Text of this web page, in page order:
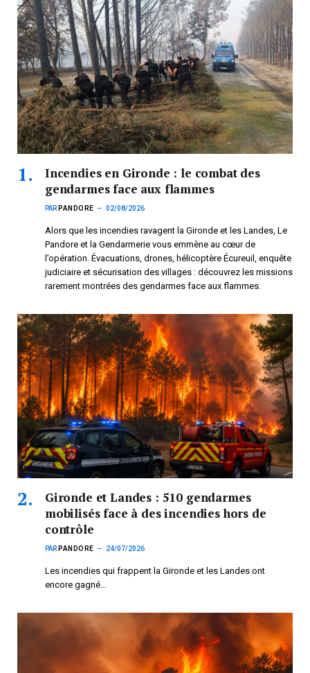
Incendies en Gironde : le combat des
gendarmes face aux flammes
PAR PANDORE 02/08/2026
Alors que les incendies ravagent la Gironde et les Landes, Le
Pandore et la Gendarmerie vous emmène au cœur de
l’opération. Évacuations, drones, hélicoptère Écureuil, enquête
judiciaire et sécurisation des villages : découvrez les missions
rarement montrées des gendarmes face aux flammes.
Gironde et Landes : 510 gendarmes
mobilisés face à des incendies hors de
contrôle
PAR PANDORE 24/07/2026
Les incendies qui frappent la Gironde et les Landes ont
encore gagné…